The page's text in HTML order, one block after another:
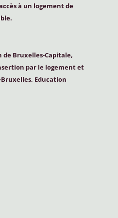
à un logement de
de Bruxelles-Capitale,
par le logement et
Education